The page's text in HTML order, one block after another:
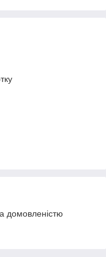
домовленістю